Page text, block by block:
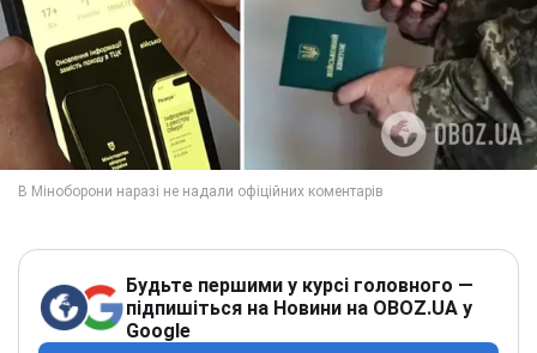
Будьте першими у курсі головного —
підпишіться на Новини на OBOZ.UA у
Google